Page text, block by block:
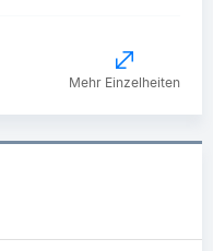
Mehr Einzelheiten